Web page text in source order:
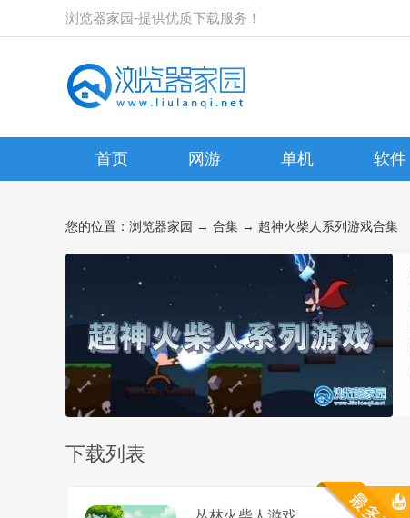
浏览器家园-提供优质下载服务！
首页 网游 单机 软件
您的位置： 浏览器家园 → 合集 → 超神火柴人系列游戏合集
下载列表